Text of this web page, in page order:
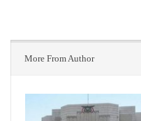
More From Author